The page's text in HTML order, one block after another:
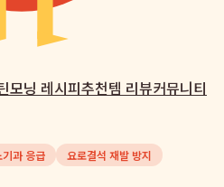
모닝 레시피추천템 리뷰커뮤니티
과 응급
요로결석 재발 방지